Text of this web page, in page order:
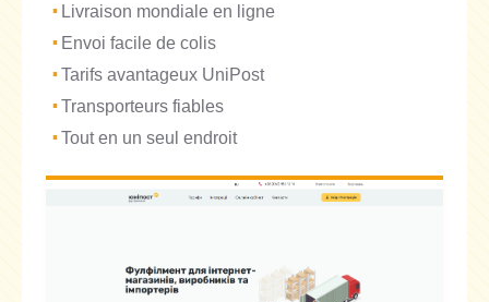
Livraison mondiale en ligne
Envoi facile de colis
Tarifs avantageux UniPost
Transporteurs fiables
Tout en un seul endroit